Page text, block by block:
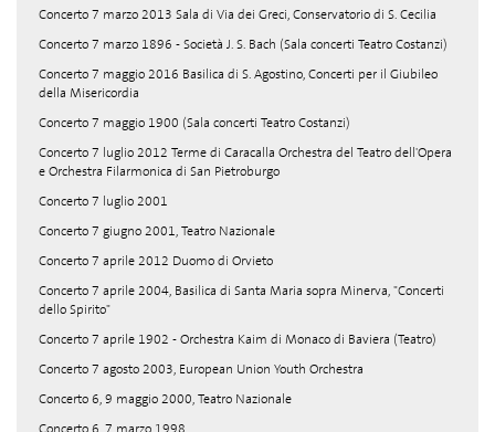
Concerto 7 marzo 2013 Sala di Via dei Greci, Conservatorio di S. Cecilia
Concerto 7 marzo 1896 - Società J. S. Bach (Sala concerti Teatro Costanzi)
Concerto 7 maggio 2016 Basilica di S. Agostino, Concerti per il Giubileo
della Misericordia
Concerto 7 maggio 1900 (Sala concerti Teatro Costanzi)
Concerto 7 luglio 2012 Terme di Caracalla Orchestra del Teatro dell'Opera
e Orchestra Filarmonica di San Pietroburgo
Concerto 7 luglio 2001
Concerto 7 giugno 2001, Teatro Nazionale
Concerto 7 aprile 2012 Duomo di Orvieto
Concerto 7 aprile 2004, Basilica di Santa Maria sopra Minerva, "Concerti
dello Spirito"
Concerto 7 aprile 1902 - Orchestra Kaim di Monaco di Baviera (Teatro)
Concerto 7 agosto 2003, European Union Youth Orchestra
Concerto 6, 9 maggio 2000, Teatro Nazionale